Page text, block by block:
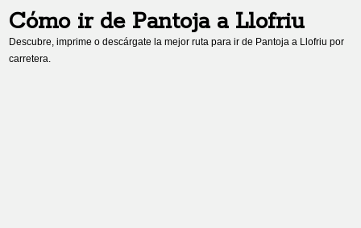
Cómo ir de Pantojaa Llofriu
Descubre, imprime o descárgate la mejor ruta para ir de Pantoja a Llofriu por
carretera.